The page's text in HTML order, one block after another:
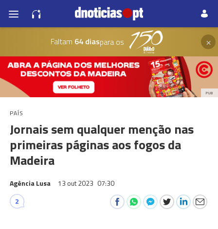
Faltam 64 diaspara os ×
PUB
PAÍS
Jornais sem qualquer menção nas
primeiras páginas aos fogos da
Madeira
Agência Lusa 13 out 2023 07:30
2